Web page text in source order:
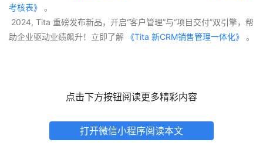
考核表》
。
助企业驱动业绩飙升！立即了解 《Tita 新CRM销售管理一体化》 。
点击下方按钮阅读更多精彩内容
打开微信小程序阅读本文